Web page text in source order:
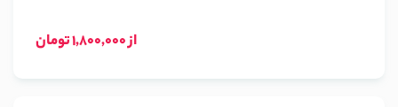
از 1,800,000 تومان